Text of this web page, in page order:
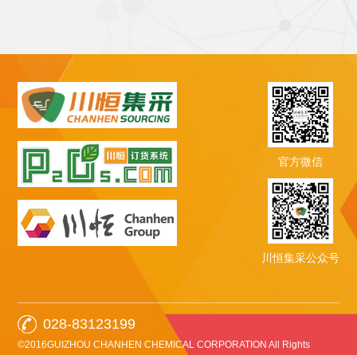
官方微信
川恒集采公众号
028-83123199
©2016GUIZHOU CHANHEN CHEMICAL CORPORATION All Rights